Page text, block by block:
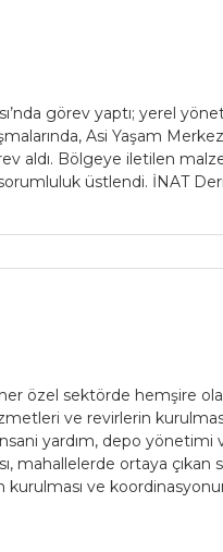
görev yaptı; yerel
Asi Yaşam
aldı. Bölgeye iletilen
üstlendi. İNAT
özel sektörde hemşire
ve revirlerin
yardım, depo yönetimi
mahallelerde ortaya çıkan
kurulması ve